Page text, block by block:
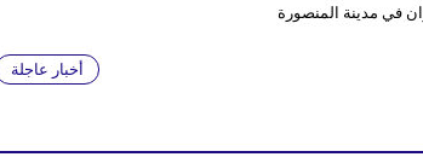
أخبار عاجلة